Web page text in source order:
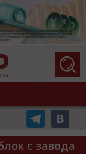
с завода